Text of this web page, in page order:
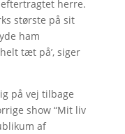
herre.
største på sit
ham
tæt på’, siger
på vej tilbage
show “Mit liv
af